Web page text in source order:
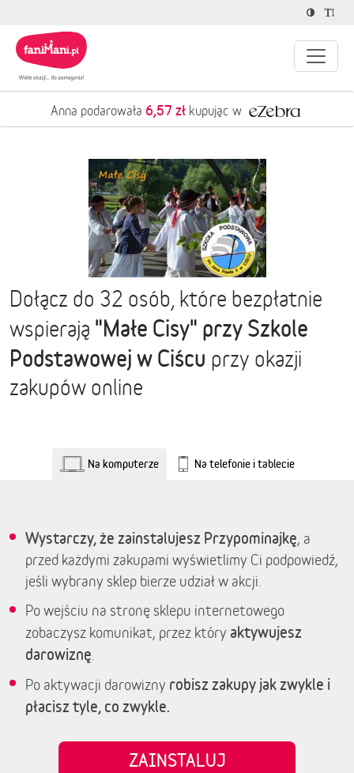
Anna podarowała 6,57 złkupując w
Dołącz do 32 osób, które bezpłatnie
wspierają "Małe Cisy" przy Szkole
Podstawowej w Ciścu przy okazji
zakupów online
Na komputerze Na telefonie i tablecie
Wystarczy, że zainstalujesz Przypominajkę, a
przed każdymi zakupami wyświetlimy Ci podpowiedź,
jeśli wybrany sklep bierze udział w akcji.
Po wejściu na stronę sklepu internetowego
zobaczysz komunikat, przez który aktywujesz
darowiznę
Po aktywacji darowizny robisz zakupy jak zwykle i
płacisz tyle, co zwykle.
ZAINSTALUJ